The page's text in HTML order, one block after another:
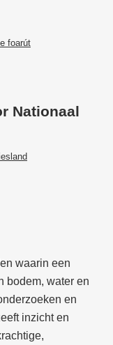
foarút
Nationaal
waarin een
bodem, water en
en
inzicht en